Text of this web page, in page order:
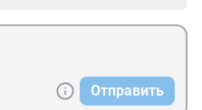
Отправить